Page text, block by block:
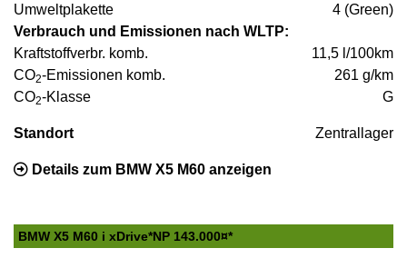
Umweltplakette
4 (Green)
Verbrauch und Emissionen nach WLTP:
Kraftstoffverbr. komb.
11,5 l/100km
CO2-Emissionen komb.
261 g/km
CO2-Klasse G
Standort Zentrallager
Details zum BMW X5 M60 anzeigen
BMW X5 M60 i xDrive*NP 143.000¤*